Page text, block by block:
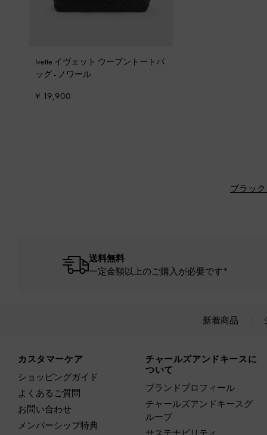
Ivette イヴェット ウーブントートバ
ッグ - ノワール
¥ 19,900
ブラッ
送料無料
一定金額以上のご購入が必要です*
新着商品
カスタマーケア
ショッピングガイド
よくあるご質問
お問い合わせ
メンバーシップ特典
チャールズアンドキースに
ついて
ブランドプロフィール
チャールズアンドキースグ
ループ